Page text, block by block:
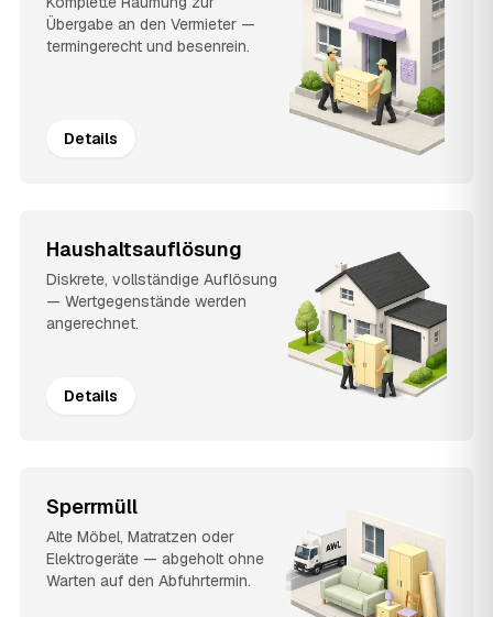
Übergabe an den Vermieter —
termingerecht und besenrein.
Details
Haushaltsauflösung
Diskrete, vollständige Auflösung
— Wertgegenstände werden
angerechnet.
Details
Sperrmüll
Alte Möbel, Matratzen oder
Elektrogeräte — abgeholt ohne
Warten auf den Abfuhrtermin.